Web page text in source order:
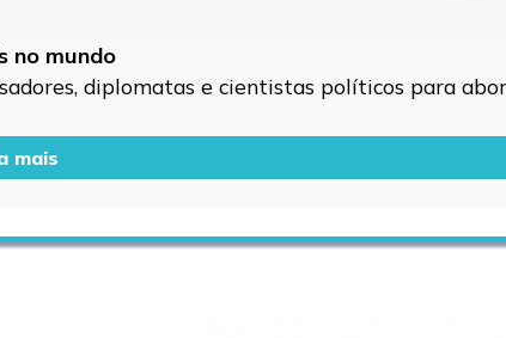
no mundo
diplomatas e cientistas políticos para
mais